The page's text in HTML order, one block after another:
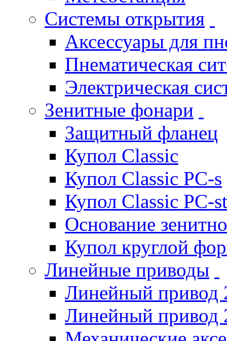
Системы открытия
Аксессуары для
Пнематическая
Электрическая
Зенитные фонари
Защитный фланец
Купол Classic
Купол Classic PC-s
Купол Classic PC-st
Основание
Купол круглой
Линейные приводы
Линейный привод
Линейный привод